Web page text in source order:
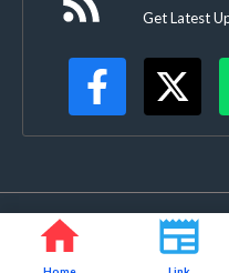
Get Latest
©Buldanacoverage.com
Rajdhanve.in